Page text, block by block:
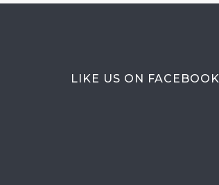
LIKE US ON FACEBOOK